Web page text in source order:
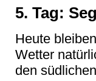
5. Tag:
Heute
Wetter
den